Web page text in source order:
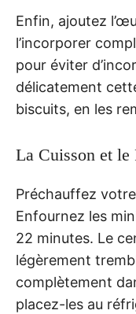
Enfin, ajoutez
l’incorporer
pour éviter
délicatement
biscuits, en les
La Cuisson et le
Préchauffez
Enfournez les
22 minutes. Le
légèrement
complètement
placez-les au